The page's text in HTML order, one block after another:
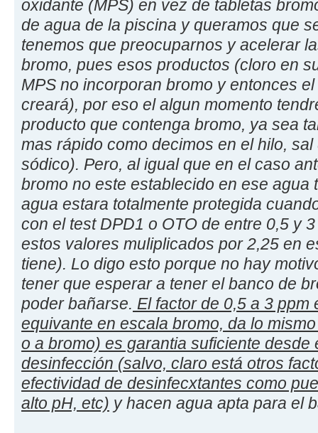
oxidante (MPS) en vez de tabletas
de agua de la piscina y queramos que
tenemos que preocuparnos y acelerar
bromo, pues esos productos (cloro en
MPS no incorporan bromo y entonces
creará), por eso el algun momento
producto que contenga bromo, ya sea
mas rápido como decimos en el hilo,
sódico). Pero, al igual que en el caso
bromo no este establecido en ese agua
agua estara totalmente protegida
con el test DPD1 o OTO de entre 0,5 y
estos valores muliplicados por 2,25 en
tiene). Lo digo esto porque no hay
tener que esperar a tener el banco de
poder bañarse. El factor de 0,5 a 3 ppm
equivante en escala bromo, da lo
o a bromo) es garantia suficiente desde
desinfección (salvo, claro está otros
efectividad de desinfecxtantes como
alto pH, etc) y hacen agua apta para el